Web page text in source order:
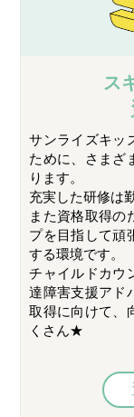
ス
サンライズキッ
ために、さまざ
ります。
充実した研修は
また資格取得の
プを目指して頑
する環境です。
チャイルドカウ
達障害支援アド
取得に向けて、
くさん★